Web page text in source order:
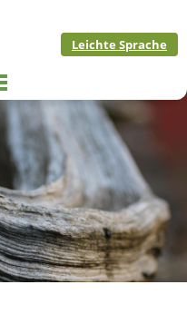
Leichte Sprache